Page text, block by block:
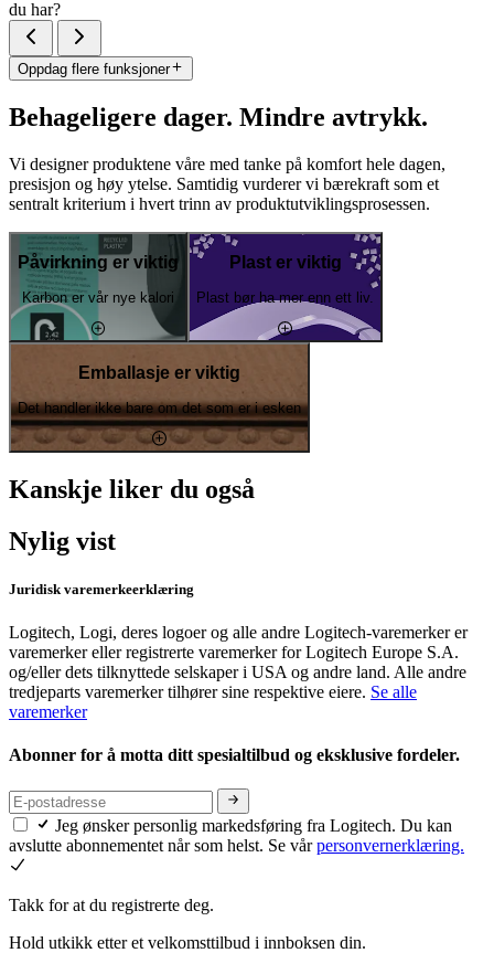
du har?
Oppdag flere funksjoner
Behageligere dager. Mindre avtrykk.
Vi designer produktene våre med tanke på komfort hele dagen,
presisjon og høy ytelse. Samtidig vurderer vi bærekraft som et
sentralt kriterium i hvert trinn av produktutviklingsprosessen.
Påvirkning er viktig
Karbon er vår nye kalori
Plast er viktig
Plast bør ha mer enn ett liv.
Emballasje er viktig
Det handler ikke bare om det som er i esken
Kanskje liker du også
Nylig vist
Juridisk varemerkeerklæring
Logitech, Logi, deres logoer og alle andre Logitech-varemerker er
varemerker eller registrerte varemerker for Logitech Europe S.A.
og/eller dets tilknyttede selskaper i USA og andre land. Alle andre
tredjeparts varemerker tilhører sine respektive eiere. Se alle
varemerker
Abonner for å motta ditt spesialtilbud og eksklusive fordeler.
Jeg ønsker personlig markedsføring fra Logitech. Du kan
avslutte abonnementet når som helst. Se vårpersonvernerklæring.
Takk for at du registrerte deg.
Hold utkikk etter et velkomsttilbud i innboksen din.